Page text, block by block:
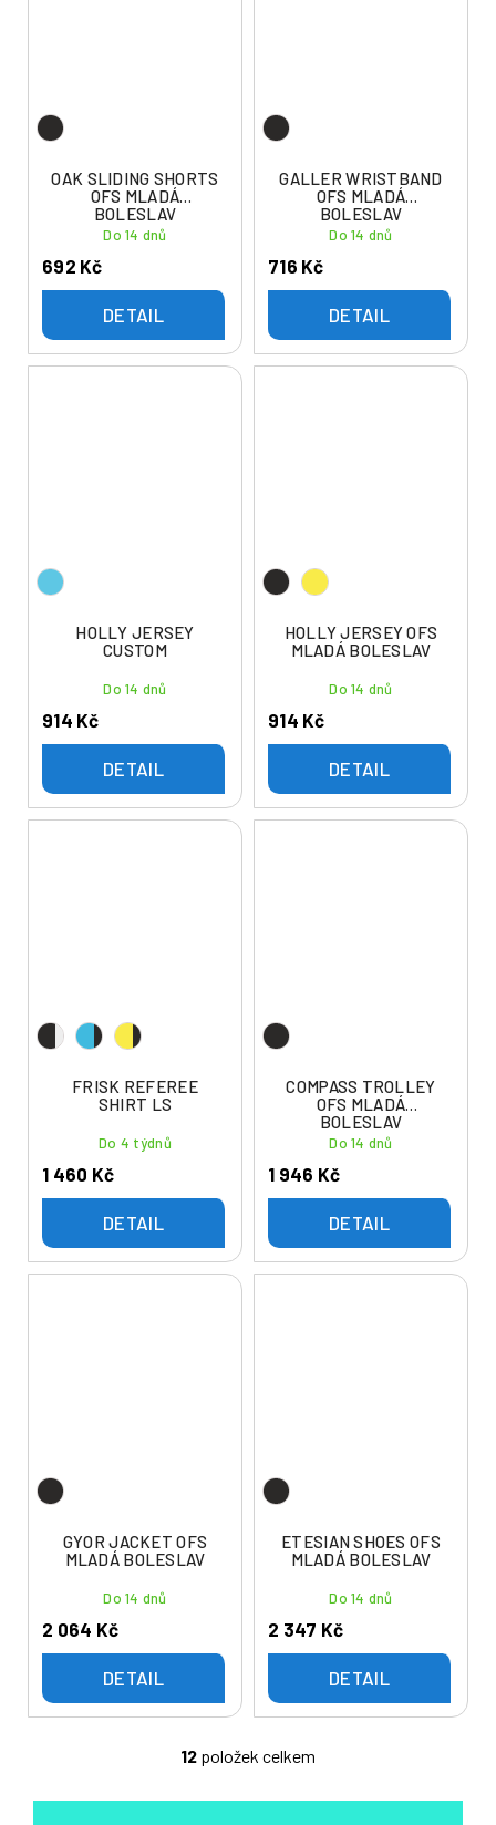
OAK SLIDING SHORTS
OFS MLADÁ
BOLESLAV
Do 14 dnů
692 Kč
DETAIL
GALLER WRISTBAND
OFS MLADÁ
BOLESLAV
Do 14 dnů
716 Kč
DETAIL
HOLLY JERSEY
CUSTOM
Do 14 dnů
914 Kč
DETAIL
HOLLY JERSEY OFS
MLADÁ BOLESLAV
Do 14 dnů
914 Kč
DETAIL
FRISK REFEREE
SHIRT LS
Do 4 týdnů
1 460 Kč
DETAIL
COMPASS TROLLEY
OFS MLADÁ
BOLESLAV
Do 14 dnů
1 946 Kč
DETAIL
GYOR JACKET OFS
MLADÁ BOLESLAV
Do 14 dnů
2 064 Kč
DETAIL
ETESIAN SHOES OFS
MLADÁ BOLESLAV
Do 14 dnů
2 347 Kč
DETAIL
O
12 položek celkem